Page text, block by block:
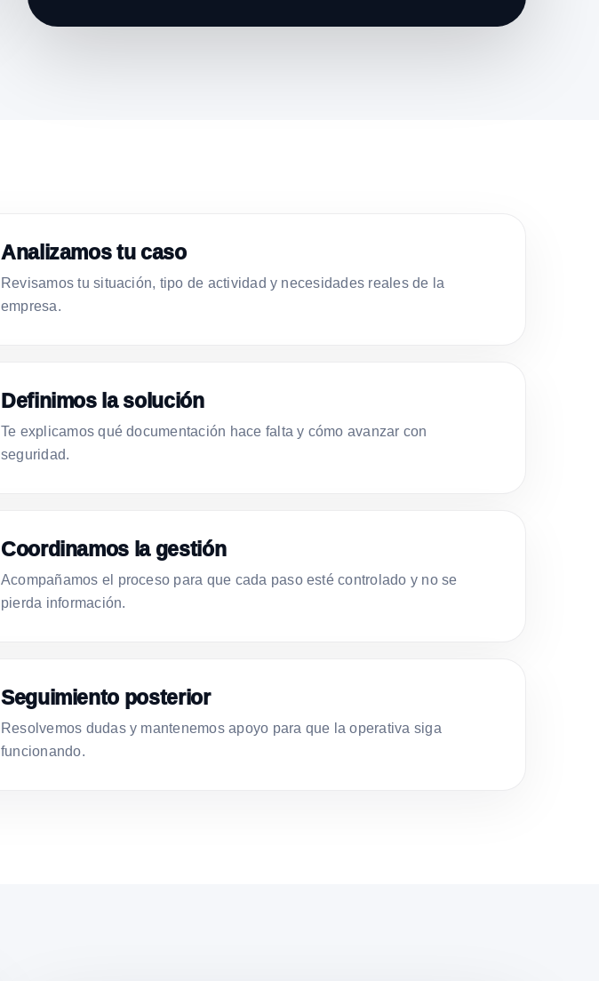
Analizamos tu caso
Revisamos tu situación, tipo de actividad y necesidades reales de la
empresa.
Definimos la solución
Te explicamos qué documentación hace falta y cómo avanzar con
seguridad.
Coordinamos la gestión
Acompañamos el proceso para que cada paso esté controlado y no se
pierda información.
Seguimiento posterior
Resolvemos dudas y mantenemos apoyo para que la operativa siga
funcionando.